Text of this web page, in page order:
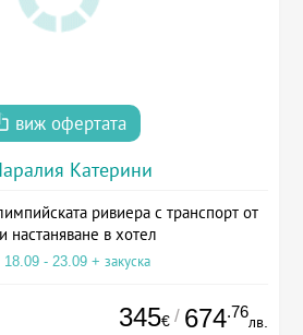
виж офертата
Катерини
ривиера с транспорт от
настаняване в хотел
18.09 - 23.09 + закуска
345€ / 674.76
лв.